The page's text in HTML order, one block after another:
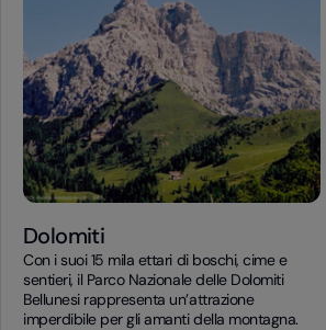
Dolomiti
Con i suoi 15 mila ettari di boschi, cime e
sentieri, il Parco Nazionale delle Dolomiti
Bellunesi rappresenta un’attrazione
imperdibile per gli amanti della montagna.